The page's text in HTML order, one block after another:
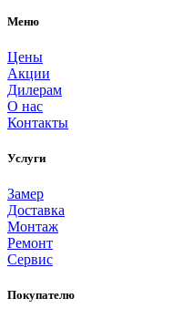
Меню
Цены
Акции
Дилерам
О нас
Контакты
Услуги
Замер
Доставка
Монтаж
Ремонт
Сервис
Покупателю